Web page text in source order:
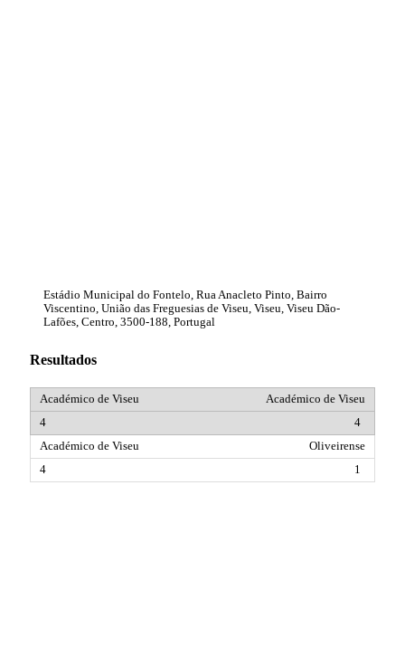
Estádio Municipal do Fontelo, Rua Anacleto Pinto, Bairro
Viscentino, União das Freguesias de Viseu, Viseu, Viseu Dão-
Lafões, Centro, 3500-188, Portugal
Resultados
Académico de Viseu
4
Oliveirense
1